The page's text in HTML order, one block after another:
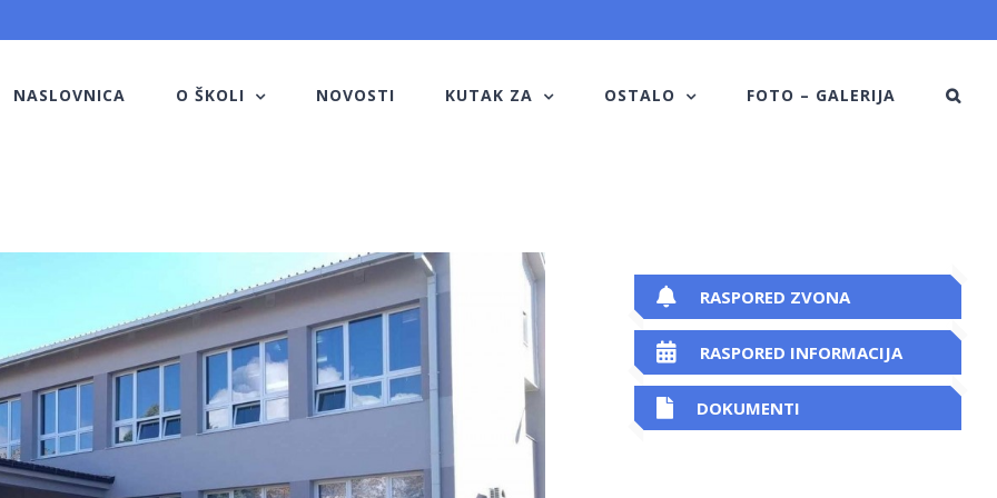
NASLOVNICA O ŠKOLI NOVOSTI KUTAK ZA OSTALO FOTO – GALERIJA
RASPORED ZVONA
RASPORED INFORMACIJA
DOKUMENTI